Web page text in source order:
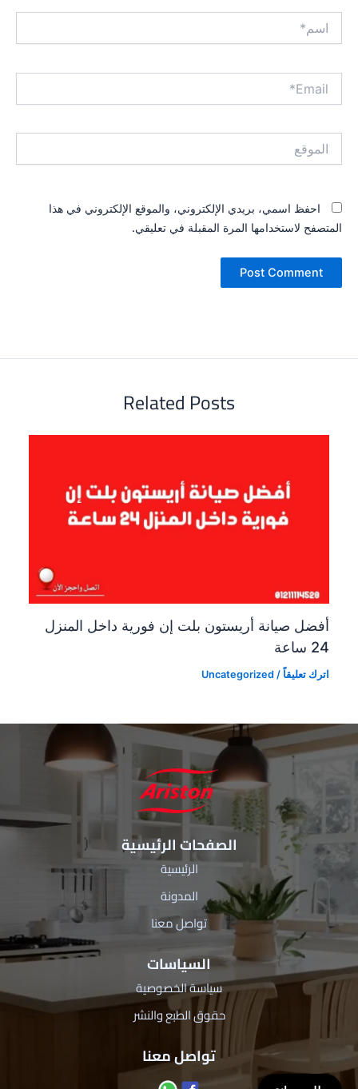
احفظ اسمي، بريدي الإلكتروني، والموقع الإلكتروني في هذا
المتصفح لاستخدامها المرة المقبلة في تعليقي.
Related Posts
أفضل صيانة أريستون بلت إن فورية داخل المنزل
24 ساعة
اترك تعليقاً /
Uncategorized
الصفحات الرئيسية
الرئيسية
المدونة
تواصل معنا
السياسات
سياسة الخصوصية
حقوق الطبع والنشر
تواصل معنا